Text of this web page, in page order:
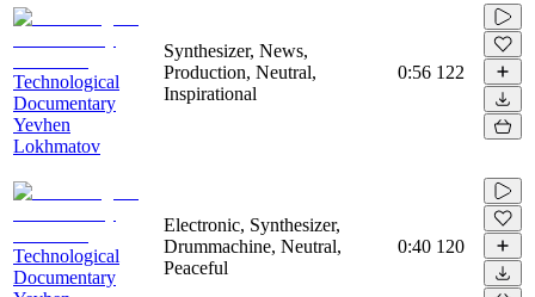
Technological
Documentary
Yevhen
Lokhmatov
Synthesizer, News,
Production, Neutral,
Inspirational
0:56 122
Technological
Documentary
Electronic, Synthesizer,
Drummachine, Neutral,
Peaceful
0:40 120